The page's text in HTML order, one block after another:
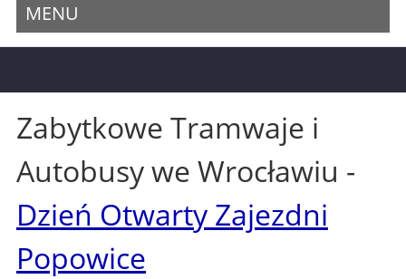
MENU
Zabytkowe Tramwaje i
Autobusy we Wrocławiu -
Dzień Otwarty Zajezdni
Popowice